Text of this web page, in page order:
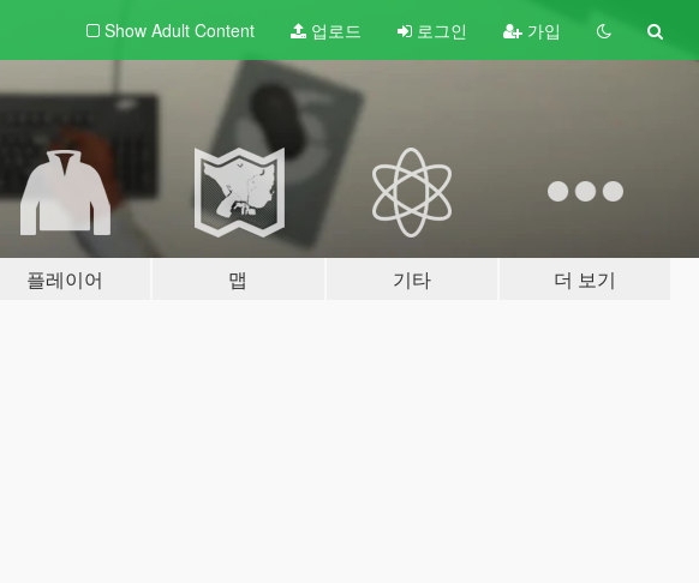
Show Adult Content 업로드 로그인 가입
플레이어 맵 기타 더 보기